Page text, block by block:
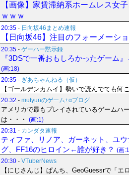
【画像】家賃滞納系ホームレス女
ｗｗｗ
20:35 - 日向坂46まとめ速報
【日向坂46】注目のフォーメーシ
20:35 - ゲーハー黙示録
『3DSで一番おもしろかったゲーム
(画:18)
20:35 - ぎあちゃんねる（仮）
【ゴールデンカムイ】勢いで読んでても
20:32 - mutyunのゲーム+αブログ
アメリカで最もプレイされているゲームハ
は・・・
(画:1)
20:31 - カンダタ速報
ティファ、リノア、ガーネット、ユ
グ、FF16のヒロイン←誰が好き？ (画
20:30 - VTuberNews
【にじさんじ】ぱんち、GeoGuessrで「エ